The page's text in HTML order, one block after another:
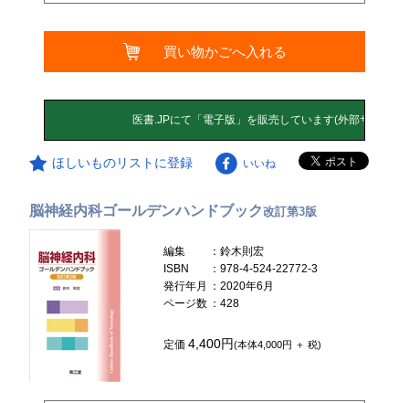
買い物かごへ入れる
ほしいものリストに登録 いいね
脳神経内科ゴールデンハンドブック改訂第3版
編集
：鈴木則宏
ISBN
：978-4-524-22772-3
発行年月
：2020年6月
ページ数 ：428
定価4,400円(本体4,000円 ＋ 税)